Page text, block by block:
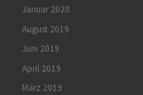
Januar 2020
August 2019
Juni 2019
April 2019
März 2019